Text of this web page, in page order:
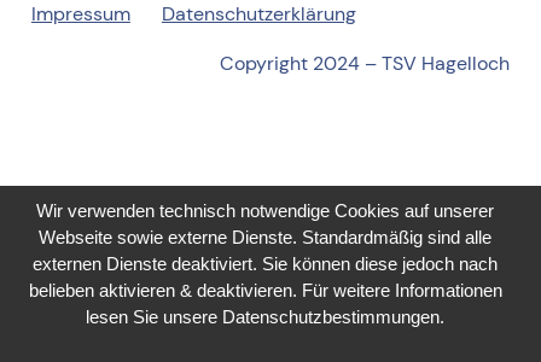
Impressum
Datenschutzerklärung
Copyright 2024 – TSV Hagelloch
Wir verwenden technisch notwendige Cookies auf unserer
Webseite sowie externe Dienste. Standardmäßig sind alle
externen Dienste deaktiviert. Sie können diese jedoch nach
belieben aktivieren & deaktivieren. Für weitere Informationen
lesen Sie unsere Datenschutzbestimmungen.